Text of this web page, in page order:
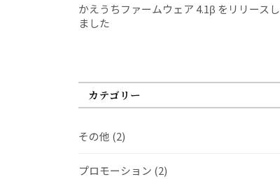
かえうちファームウェア 4.1β をリリースし
ました
カテゴリー
その他 (2)
プロモーション (2)